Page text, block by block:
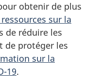
obtenir de plus
sur la
de réduire les
de protéger les
sur la
19.